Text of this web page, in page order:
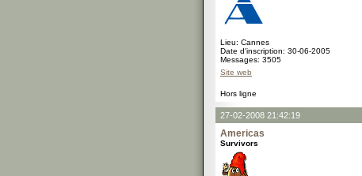
Lieu: Cannes
Date d'inscription: 30-06-2005
Messages: 3505
Site web
Hors ligne
27-02-2008 21:42:19
Americas
Survivors